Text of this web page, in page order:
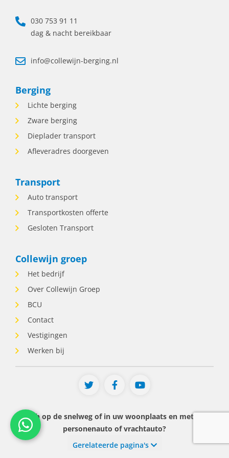
draait /, dus we werken met wisselende
diensten, waaronder avonden en
weekenden. Daar staat tegenover dat we
we naar een werkrooster dat past bij
van bergingsopdrachten samen met het
team. • Contact onderhouden met
chauffeurs, opdrachtgevers en klanten. •
spoedmeldingen. • Bewaken van de
voortgang van lopende opdrachten. •
wij? Iemand die: • Rust bewaart wanneer
het druk wordt. • Zelfstandig beslissingen
durft te nemen. • Communicatief sterk is.
• Flexibel inzetbaar is voor wisselende
diensten, inclusief avonden en
verantwoordelijkheid. • Ervaring als
planner heeft óf denkt dat hij of zij dit vak
snel kan leren. Wat krijg je van ons? • Een
functie voor tot uur per week. • Veel
Een afwisselende baan waarin geen
enkele dienst hetzelfde is. • Werken
binnen een betrokken familiebedrijf met
kunnen rekenen. • Marktconforme
arbeidsvoorwaarden passend bij ervaring
Collewijn Groep staan we dag en nacht
we met een team van betrokken
professionals die weten van aanpakken.
We zijn nuchter, direct en houden van
030 753 91 11
dag & nacht bereikbaar
info@collewijn-berging.nl
Berging
Lichte berging
Zware berging
Dieplader transport
Afleveradres doorgeven
Transport
Auto transport
Transportkosten offerte
Gesloten Transport
Collewijn groep
Het bedrijf
Over Collewijn Groep
BCU
Contact
Vestigingen
Werken bij
Pech op de snelweg of in uw woonplaats en met uw
personenauto of vrachtauto?
Gerelateerde pagina's